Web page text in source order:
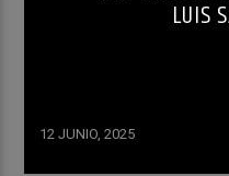
LUIS
12 JUNIO, 2025